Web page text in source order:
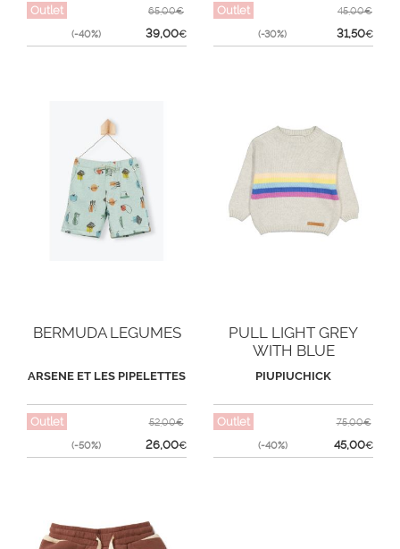
Outlet
(-40%)
65,00€
39,00€
Outlet
(-30%)
45,00€
31,50€
BERMUDA LEGUMES
ARSENE ET LES PIPELETTES
Outlet
(-50%)
52,00€
26,00€
PULL LIGHT GREY
WITH BLUE
PIUPIUCHICK
Outlet
(-40%)
75,00€
45,00€